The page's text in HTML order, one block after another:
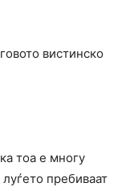
вистинско
тоа е многу
пребиваат